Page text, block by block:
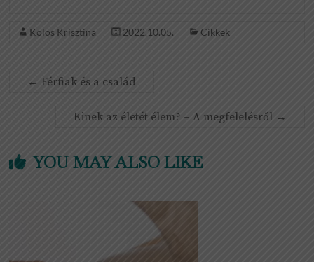
Kolos Krisztina 2022.10.05. Cikkek
← Férfiak és a család
Kinek az életét élem? – A megfelelésről →
YOU MAY ALSO LIKE